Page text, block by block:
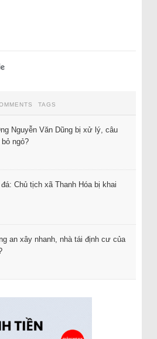
TAGS
Nguyễn Văn Dũng bị xử lý, câu
ngỏ?
Chủ tịch xã Thanh Hóa bị khai
an xây nhanh, nhà tái định cư của